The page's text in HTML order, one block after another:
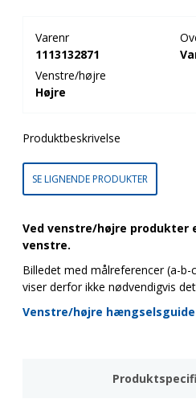
Varenr
1113132871
Venstre/højre
Højre
Produktbeskrivelse
SE LIGNENDE PRODUKTER
Ved venstre/højre produkter
venstre.
Billedet med målreferencer (a-
viser derfor ikke nødvendigvis
Venstre/højre hængselsguide